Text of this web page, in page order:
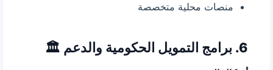
منصات محلية متخصصة
6. برامج التمويل الحكومية والدعم 🏛️